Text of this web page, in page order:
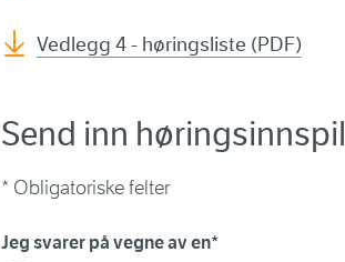
Vedlegg 4 - høringsliste (PDF)
Send inn
* Obligatoriske felter
Jeg svarer på vegne av en